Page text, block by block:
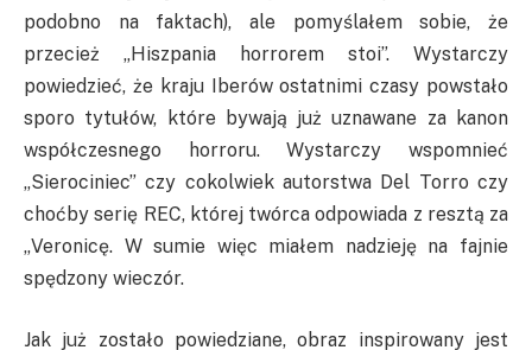
podobno na faktach), ale pomyślałem sobie, że
przecież „Hiszpania horrorem stoi”. Wystarczy
powiedzieć, że kraju Iberów ostatnimi czasy powstało
sporo tytułów, które bywają już uznawane za kanon
współczesnego horroru. Wystarczy wspomnieć
„Sierociniec” czy cokolwiek autorstwa Del Torro czy
choćby serię REC, której twórca odpowiada z resztą za
„Veronicę. W sumie więc miałem nadzieję na fajnie
spędzony wieczór.
Jak już zostało powiedziane, obraz inspirowany jest